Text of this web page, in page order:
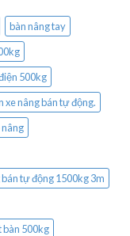
bàn nâng tay
500kg
xe nâng bán tự động.
nâng
bán tự động 1500kg 3m
bàn 500kg